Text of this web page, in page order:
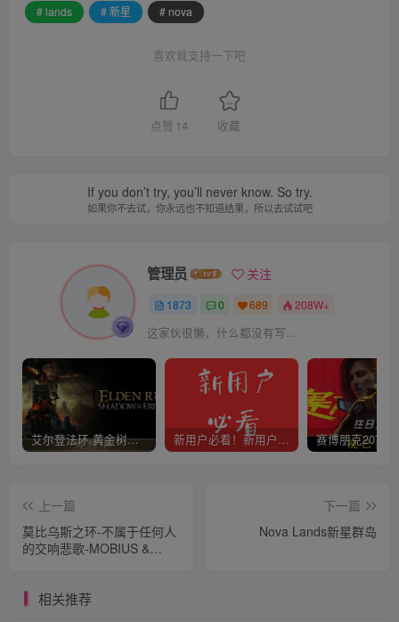
# lands
# 新星 # nova
喜欢就支持一下吧
点赞 14 收藏
If you don’t try, you’ll never know. So try.
如果你不去试，你永远也不知道结果，所以去试试吧
管理员 关注
1873 0 689 208W+
这家伙很懒，什么都没有写...
艾尔登法环 黄金树幽影 新用户必看！新用户必看！新用户必看！！！
上一篇
莫比乌斯之环-不属于任何人
的交响悲歌-MOBIUS &
下一篇
Nova Lands新星群岛
相关推荐